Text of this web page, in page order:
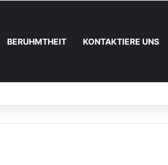
BERUHMTHEIT KONTAKTIERE UNS
und wie registrieren